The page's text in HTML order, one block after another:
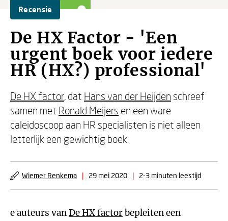
Recensie
De HX Factor - 'Een
urgent boek voor iedere
HR (HX?) professional'
De HX factor, dat Hans van der Heijden schreef
samen met Ronald Meijers en een ware
caleidoscoop aan HR specialisten is niet alleen
letterlijk een gewichtig boek.
Wiemer Renkema | 29 mei 2020 | 2-3 minuten leestijd
e auteurs vanDe HX factorbepleiten een